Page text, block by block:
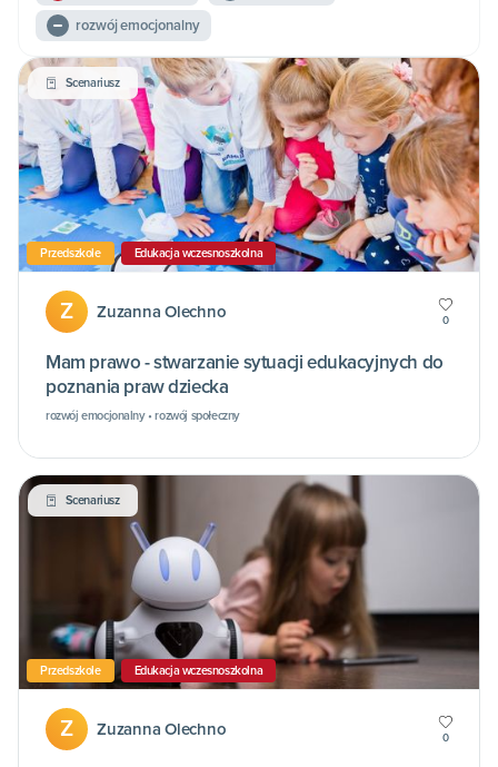
rozwój emocjonalny
Scenariusz
Przedszkole Edukacja wczesnoszkolna
Z Zuzanna Olechno 0
Mam prawo - stwarzanie sytuacji edukacyjnych do
poznania praw dziecka
rozwój emocjonalny • rozwój społeczny
Scenariusz
Przedszkole Edukacja wczesnoszkolna
Z Zuzanna Olechno 0